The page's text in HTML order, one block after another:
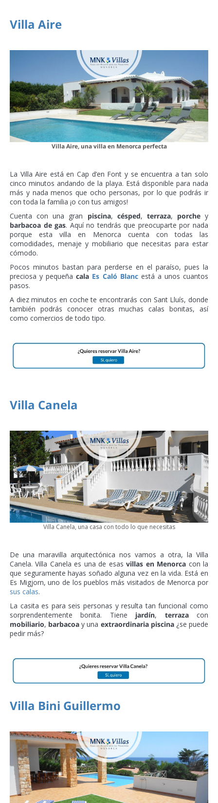
Villa Aire
Villa Aire, una villa en Menorca perfecta
La Villa Aire está en Cap d’en Font y se encuentra a tan solo
cinco minutos andando de la playa. Está disponible para nada
más y nada menos que ocho personas, por lo que podrás ir
con toda la familia ¡o con tus amigos!
Cuenta con una gran piscina, césped, terraza, porchey
barbacoa de gas. Aquí no tendrás que preocuparte por nada
porque esta villa en Menorca cuenta con todas las
comodidades, menaje y mobiliario que necesitas para estar
cómodo.
Pocos minutos bastan para perderse en el paraíso, pues la
preciosa y pequeñacala Es Caló Blancestá a unos cuantos
pasos.
A diez minutos en coche te encontrarás con Sant Lluís, donde
también podrás conocer otras muchas calas bonitas, así
como comercios de todo tipo.
Villa Canela
Villa Canela, una casa con todo lo que necesitas
De una maravilla arquitectónica nos vamos a otra, la Villa
Canela. Villa Canela es una de esasvillas en Menorca con la
que seguramente hayas soñado alguna vez en la vida. Está en
Es Migjorn, uno de los pueblos más visitados de Menorca por
sus calas.
La casita es para seis personas y resulta tan funcional como
sorprendentemente bonita. Tiene jardín, terrazacon
mobiliario, barbacoa y una extraordinaria piscina¿se puede
pedir más?
Villa Bini Guillermo